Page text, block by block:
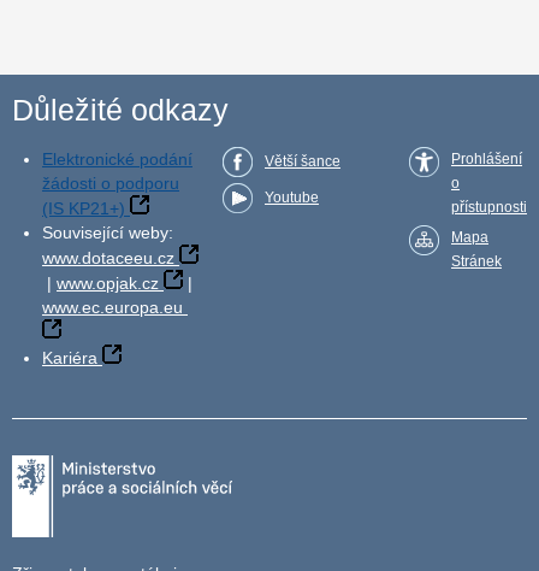
Důležité odkazy
Elektronické podání
žádosti o podporu
(IS KP21+)
Související weby:
www.dotaceeu.cz
| www.opjak.cz
|
www.ec.europa.eu
Kariéra
Větší šance
Youtube
Prohlášení
o
přístupnosti
Mapa
Stránek